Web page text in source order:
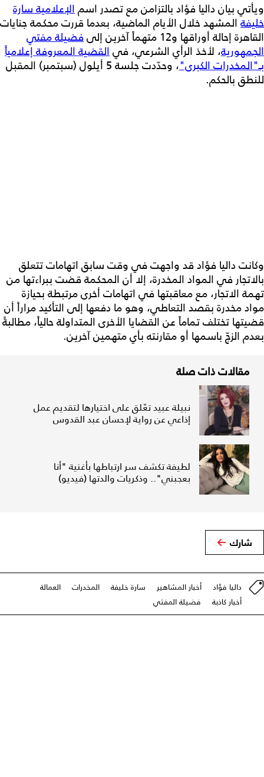
ويأتي بيان داليا فؤاد بالتزامن مع تصدر اسمالإعلامية سارة
خليفة المشهد خلال الأيام الماضية، بعدما قررت محكمة جنايات
القاهرة إحالة أوراقها و12 متهماً آخرين إلى
فضيلة مفتي
الجمهورية، لأخذ الرأي الشرعي، فيالقضية المعروفة إعلامياً
بـ"المخدرات الكبرى"
، وحدّدت جلسة 5 أيلول (سبتمبر) المقبل
للنطق بالحكم.
وكانت داليا فؤاد قد واجهت في وقت سابق اتهامات تتعلق
بالاتجار في المواد المخدرة، إلا أن المحكمة قضت ببراءتها من
تهمة الاتجار، مع معاقبتها في اتهامات أخرى مرتبطة بحيازة
مواد مخدرة بقصد التعاطي، وهو ما دفعها إلى التأكيد مراراً أن
قضيتها تختلف تماماً عن القضايا الأخرى المتداولة حالياً، مطالبةً
بعدم الزجّ باسمها أو مقارنته بأي متهمين آخرين.
مقالات ذات صلة
نبيلة عبيد تعّلق على اختيارها لتقديم عمل
إذاعي عن رواية لإحسان عبد القدوس
لطيفة تكشف سر ارتباطها بأغنية "أنا
بعجبني".. وذكريات والدتها (فيديو)
شارك
داليا فؤاد أخبار المشاهير سارة خليفة المخدرات
العمالة
أخبار كاذبة
فضيلة المفتي